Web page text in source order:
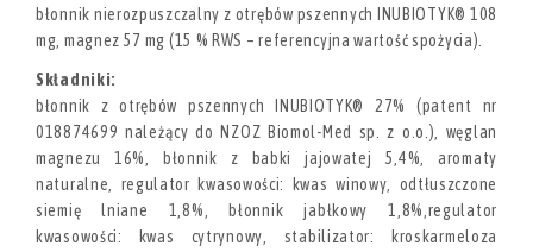
błonnik nierozpuszczalny z otrębów pszennych INUBIOTYK® 108
mg, magnez 57 mg (15 % RWS – referencyjna wartość spożycia).
Składniki:
błonnik z otrębów pszennych INUBIOTYK® 27% (patent nr
018874699 należący do NZOZ Biomol-Med sp. z o.o.), węglan
magnezu 16%, błonnik z babki jajowatej 5,4%, aromaty
naturalne, regulator kwasowości: kwas winowy, odtłuszczone
siemię lniane 1,8%, błonnik jabłkowy 1,8%,regulator
kwasowości: kwas cytrynowy, stabilizator: kroskarmeloza